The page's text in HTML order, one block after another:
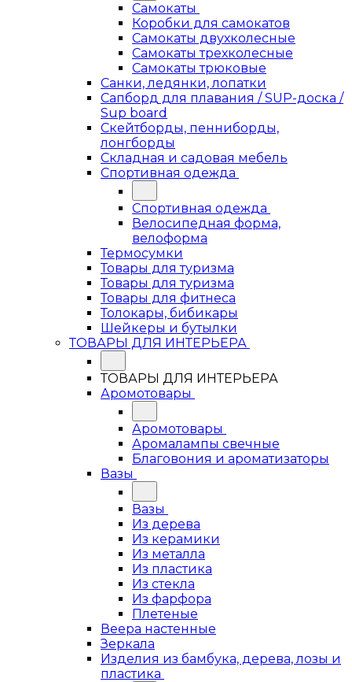
Самокаты
Коробки для самокатов
Самокаты двухколесные
Самокаты трехколесные
Самокаты трюковые
Санки, ледянки, лопатки
Сапборд для плавания / SUP-доска /
Sup board
Скейтборды, пенниборды,
лонгборды
Складная и садовая мебель
Спортивная одежда
Спортивная одежда
Велосипедная форма,
велоформа
Термосумки
Товары для туризма
Товары для туризма
Товары для фитнеса
Толокары, бибикары
Шейкеры и бутылки
ТОВАРЫ ДЛЯ ИНТЕРЬЕРА
ТОВАРЫ ДЛЯ ИНТЕРЬЕРА
Аромотовары
Аромотовары
Аромалампы свечные
Благовония и ароматизаторы
Вазы
Вазы
Из дерева
Из керамики
Из металла
Из пластика
Из стекла
Из фарфора
Плетеные
Веера настенные
Зеркала
Изделия из бамбука, дерева, лозы и
пластика